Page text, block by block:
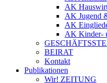
AK
AK Jugend
AK
AK Kinder-
BEIRAT
Kontakt
Publikationen
Wir! ZEITUNG